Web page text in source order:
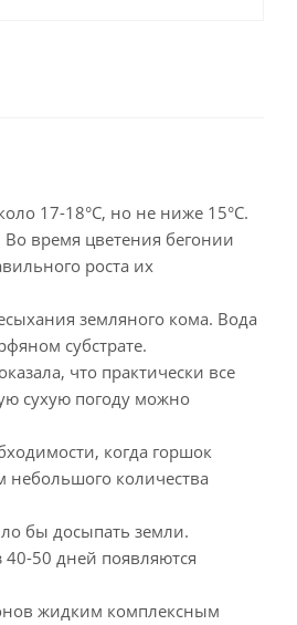
17-18°С, но не ниже 15°С.
время цветения бегонии
роста их
земляного кома. Вода
субстрате.
что практически все
сухую погоду можно
когда горшок
небольшого количества
бы досыпать земли.
50 дней появляются
жидким комплексным